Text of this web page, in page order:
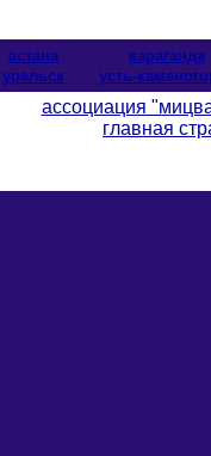
астана караганда
уральск усть-
ассоциация
главная